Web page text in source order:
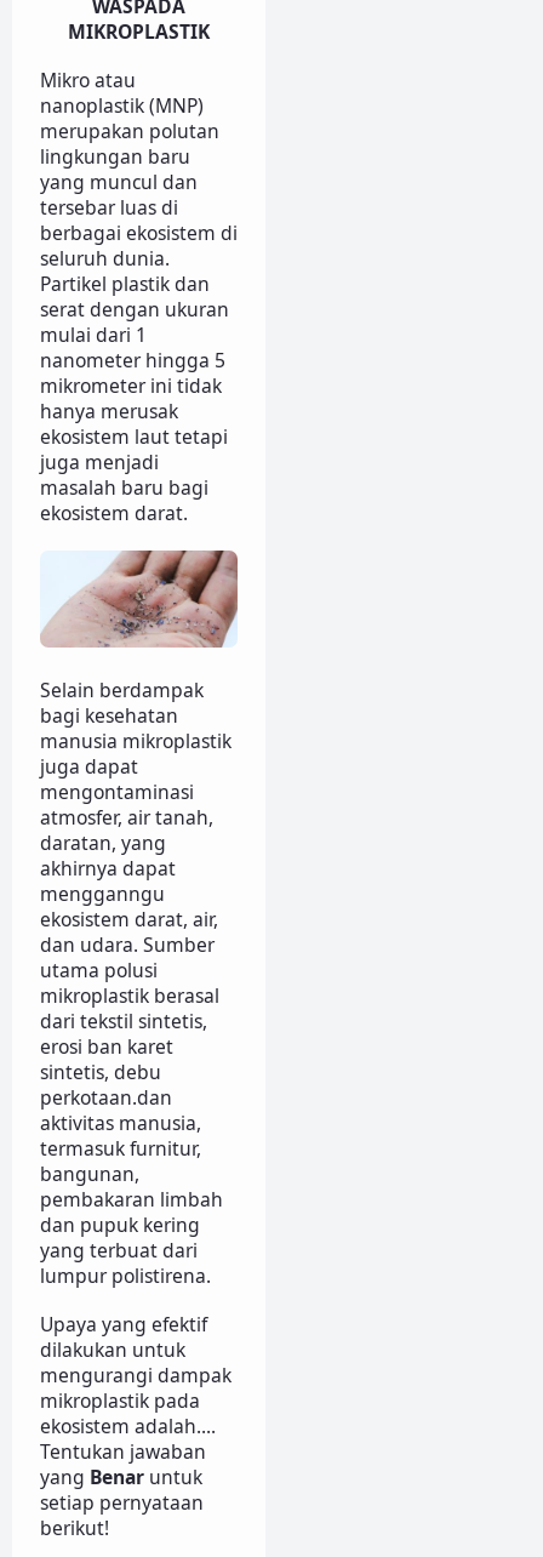
WASPADA
MIKROPLASTIK
Mikro atau
nanoplastik (MNP)
merupakan polutan
lingkungan baru
yang muncul dan
tersebar luas di
berbagai ekosistem di
seluruh dunia.
Partikel plastik dan
serat dengan ukuran
mulai dari 1
nanometer hingga 5
mikrometer ini tidak
hanya merusak
ekosistem laut tetapi
juga menjadi
masalah baru bagi
ekosistem darat.
Selain berdampak
bagi kesehatan
manusia mikroplastik
juga dapat
mengontaminasi
atmosfer, air tanah,
daratan, yang
akhirnya dapat
mengganngu
ekosistem darat, air,
dan udara. Sumber
utama polusi
mikroplastik berasal
dari tekstil sintetis,
erosi ban karet
sintetis, debu
perkotaan.dan
aktivitas manusia,
termasuk furnitur,
bangunan,
pembakaran limbah
dan pupuk kering
yang terbuat dari
lumpur polistirena.
Upaya yang efektif
dilakukan untuk
mengurangi dampak
mikroplastik pada
ekosistem adalah....
Tentukan jawaban
yang Benaruntuk
setiap pernyataan
berikut!